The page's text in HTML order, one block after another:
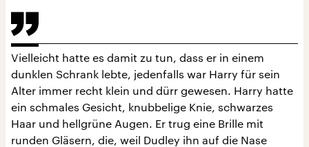
Vielleicht hatte es damit zu tun, dass er in einem
dunklen Schrank lebte, jedenfalls war Harry für sein
Alter immer recht klein und dürr gewesen. Harry hatte
ein schmales Gesicht, knubbelige Knie, schwarzes
Haar und hellgrüne Augen. Er trug eine Brille mit
runden Gläsern, die, weil Dudley ihn auf die Nase